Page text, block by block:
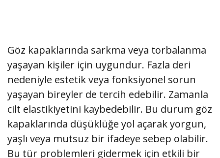
Göz kapaklarında sarkma veya torbalanma
yaşayan kişiler için uygundur. Fazla deri
nedeniyle estetik veya fonksiyonel sorun
yaşayan bireyler de tercih edebilir. Zamanla
cilt elastikiyetini kaybedebilir. Bu durum göz
kapaklarında düşüklüğe yol açarak yorgun,
yaşlı veya mutsuz bir ifadeye sebep olabilir.
Bu tür problemleri gidermek için etkili bir